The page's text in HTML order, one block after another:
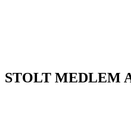
STOLT MEDLEM